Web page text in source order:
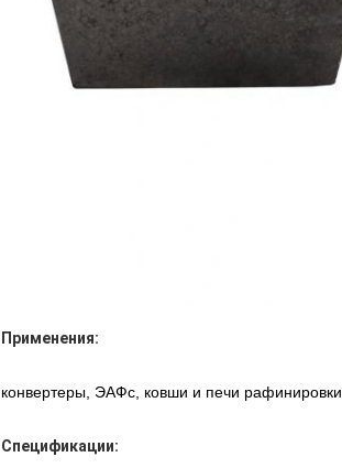
Применения:
конвертеры, ЭАФс, ковши и печи рафинировки.
Спецификации: